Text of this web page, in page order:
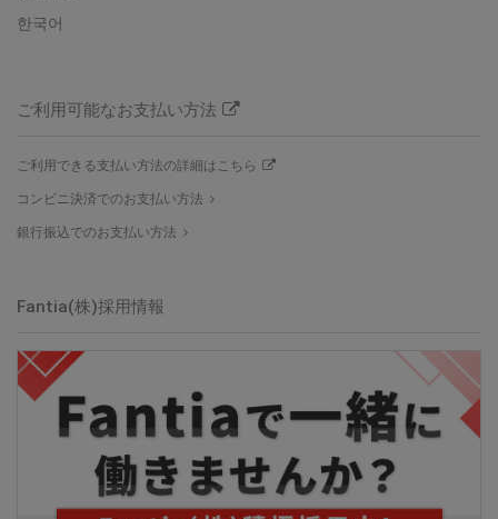
한국어
ご利用可能なお支払い方法
ご利用できる支払い方法の詳細はこちら
コンビニ決済でのお支払い方法
銀行振込でのお支払い方法
Fantia(株)採用情報